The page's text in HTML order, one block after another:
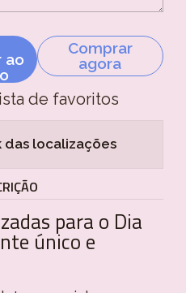
ao
Comprar
agora
de favoritos
das localizações
para o Dia
único e